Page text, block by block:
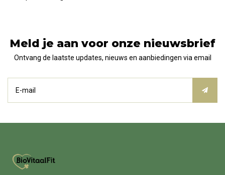
Meld je aan voor onze nieuwsbrief
Ontvang de laatste updates, nieuws en aanbiedingen via email